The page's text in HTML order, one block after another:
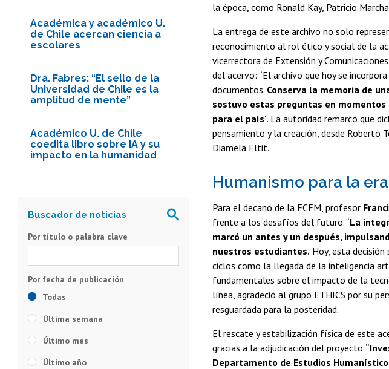
Académica y académico U.
de Chile acercan ciencia a
escolares
Dra. Fabres: “El sello de la
Universidad de Chile es la
amplitud de mente”
Académico U. de Chile
coedita libro sobre IA y su
impacto en la humanidad
la época, como Ronald Kay, Patricio
La entrega de este archivo no solo
reconocimiento al rol ético y social de la
vicerrectora de Extensión y
del acervo: “El archivo que hoy se
documentos. Conserva la memoria de
sostuvo estas preguntas en
para el país”. La autoridad remarcó que
pensamiento y la creación, desde Roberto
Diamela Eltit.
Humanismo para la
Para el decano de la FCFM, profesor
frente a los desafíos del futuro. “La
marcó un antes y un después,
nuestros estudiantes. Hoy, esta
ciclos como la llegada de la inteligencia
fundamentales sobre el impacto de la
línea, agradeció al grupo ETHICS por su
resguardada para la posteridad.
El rescate y estabilización física de este
gracias a la adjudicación del proyecto
Departamento de Estudios
Por título o palabra clave
Todas
Última semana
Último mes
Último año